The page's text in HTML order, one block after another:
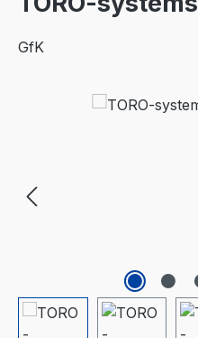
GfK
Bildergalerie überspringen